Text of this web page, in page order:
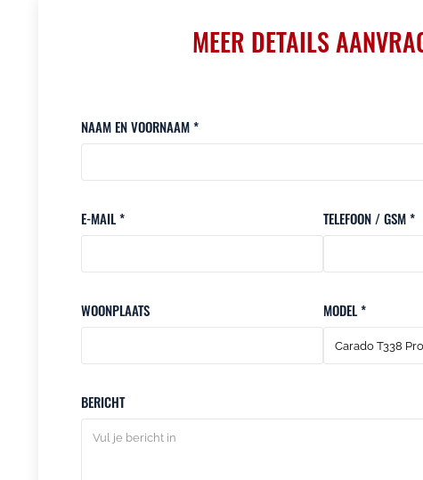
MEER DETAILS
NAAM EN VOORNAAM *
E-MAIL * TELEFOON / GSM *
WOONPLAATS MODEL *
BERICHT